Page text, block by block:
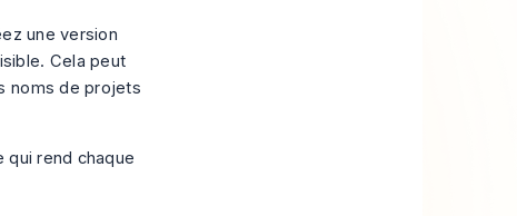
une version
Cela peut
noms de projets
qui rend chaque